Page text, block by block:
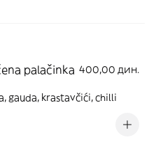
palačinka 400,00 дин.
gauda, krastavčići, chilli